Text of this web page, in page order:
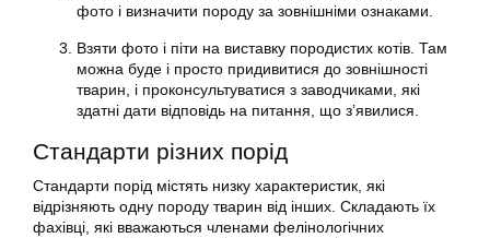
фото і визначити породу за зовнішніми ознаками.
Взяти фото і піти на виставку породистих котів. Там
можна буде і просто придивитися до зовнішності
тварин, і проконсультуватися з заводчиками, які
здатні дати відповідь на питання, що з’явилися.
Стандарти різних порід
Стандарти порід містять низку характеристик, які
відрізняють одну породу тварин від інших. Складають їх
фахівці, які вважаються членами фелінологічних